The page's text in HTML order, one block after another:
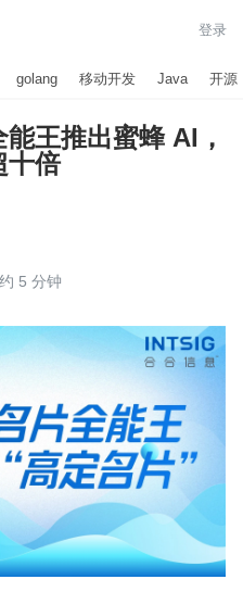
登录
golang 移动开发 Java 开源
王推出蜜蜂 AI，
十倍
5 分钟